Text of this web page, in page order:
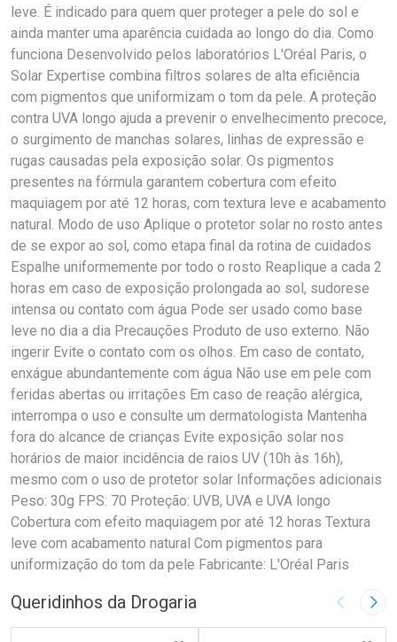
leve. É indicado para quem quer proteger a pele do sol e
ainda manter uma aparência cuidada ao longo do dia. Como
funciona Desenvolvido pelos laboratórios L'Oréal Paris, o
Solar Expertise combina filtros solares de alta eficiência
com pigmentos que uniformizam o tom da pele. A proteção
contra UVA longo ajuda a prevenir o envelhecimento precoce,
o surgimento de manchas solares, linhas de expressão e
rugas causadas pela exposição solar. Os pigmentos
presentes na fórmula garantem cobertura com efeito
maquiagem por até 12 horas, com textura leve e acabamento
natural. Modo de uso Aplique o protetor solar no rosto antes
de se expor ao sol, como etapa final da rotina de cuidados
Espalhe uniformemente por todo o rosto Reaplique a cada 2
horas em caso de exposição prolongada ao sol, sudorese
intensa ou contato com água Pode ser usado como base
leve no dia a dia Precauções Produto de uso externo. Não
ingerir Evite o contato com os olhos. Em caso de contato,
enxágue abundantemente com água Não use em pele com
feridas abertas ou irritações Em caso de reação alérgica,
interrompa o uso e consulte um dermatologista Mantenha
fora do alcance de crianças Evite exposição solar nos
horários de maior incidência de raios UV (10h às 16h),
mesmo com o uso de protetor solar Informações adicionais
Peso: 30g FPS: 70 Proteção: UVB, UVA e UVA longo
Cobertura com efeito maquiagem por até 12 horas Textura
leve com acabamento natural Com pigmentos para
uniformização do tom da pele Fabricante: L'Oréal Paris
Queridinhos da Drogaria Imagem